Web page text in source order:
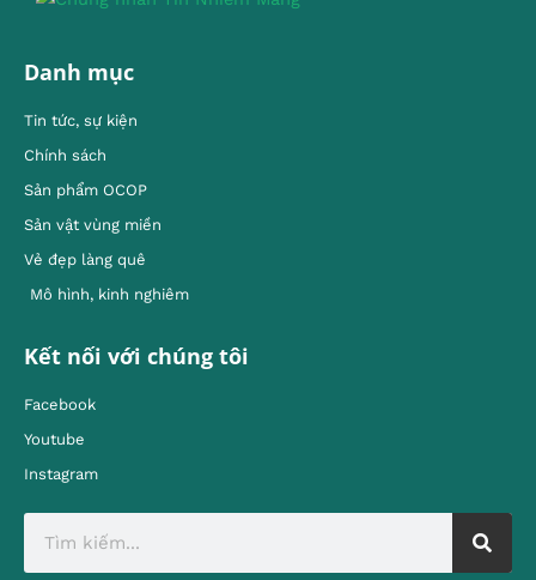
Danh mục
Tin tức, sự kiện
Chính sách
Sản phẩm OCOP
Sản vật vùng miền
Vẻ đẹp làng quê
Mô hình, kinh nghiêm
Kết nối với chúng tôi
Facebook
Youtube
Instagram